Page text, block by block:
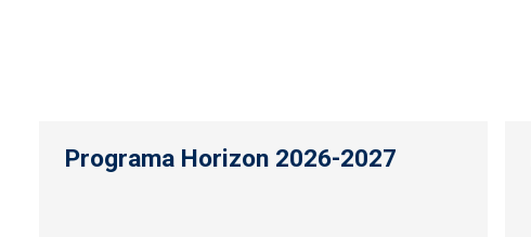
Programa Horizon 2026-2027